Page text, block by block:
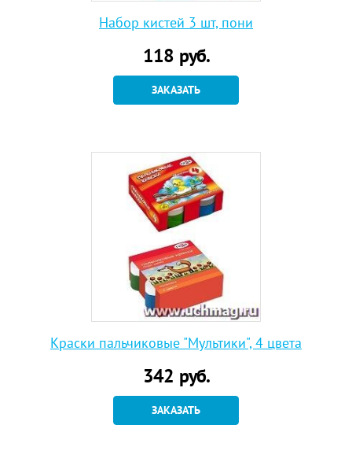
Набор кистей 3 шт, пони
118руб.
ЗАКАЗАТЬ
Краски пальчиковые "Мультики", 4 цвета
342 руб.
ЗАКАЗАТЬ